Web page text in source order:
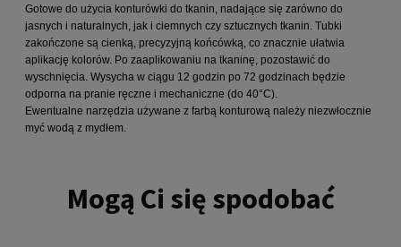
Gotowe do użycia konturówki do tkanin, nadające się zarówno do
jasnych i naturalnych, jak i ciemnych czy sztucznych tkanin. Tubki
zakończone są cienką, precyzyjną końcówką, co znacznie ułatwia
aplikację kolorów. Po zaaplikowaniu na tkaninę, pozostawić do
wyschnięcia. Wysycha w ciągu 12 godzin po 72 godzinach będzie
odporna na pranie ręczne i mechaniczne (do 40°C).
Ewentualne narzędzia używane z farbą konturową należy niezwłocznie
myć wodą z mydłem.
Mogą Ci się spodobać